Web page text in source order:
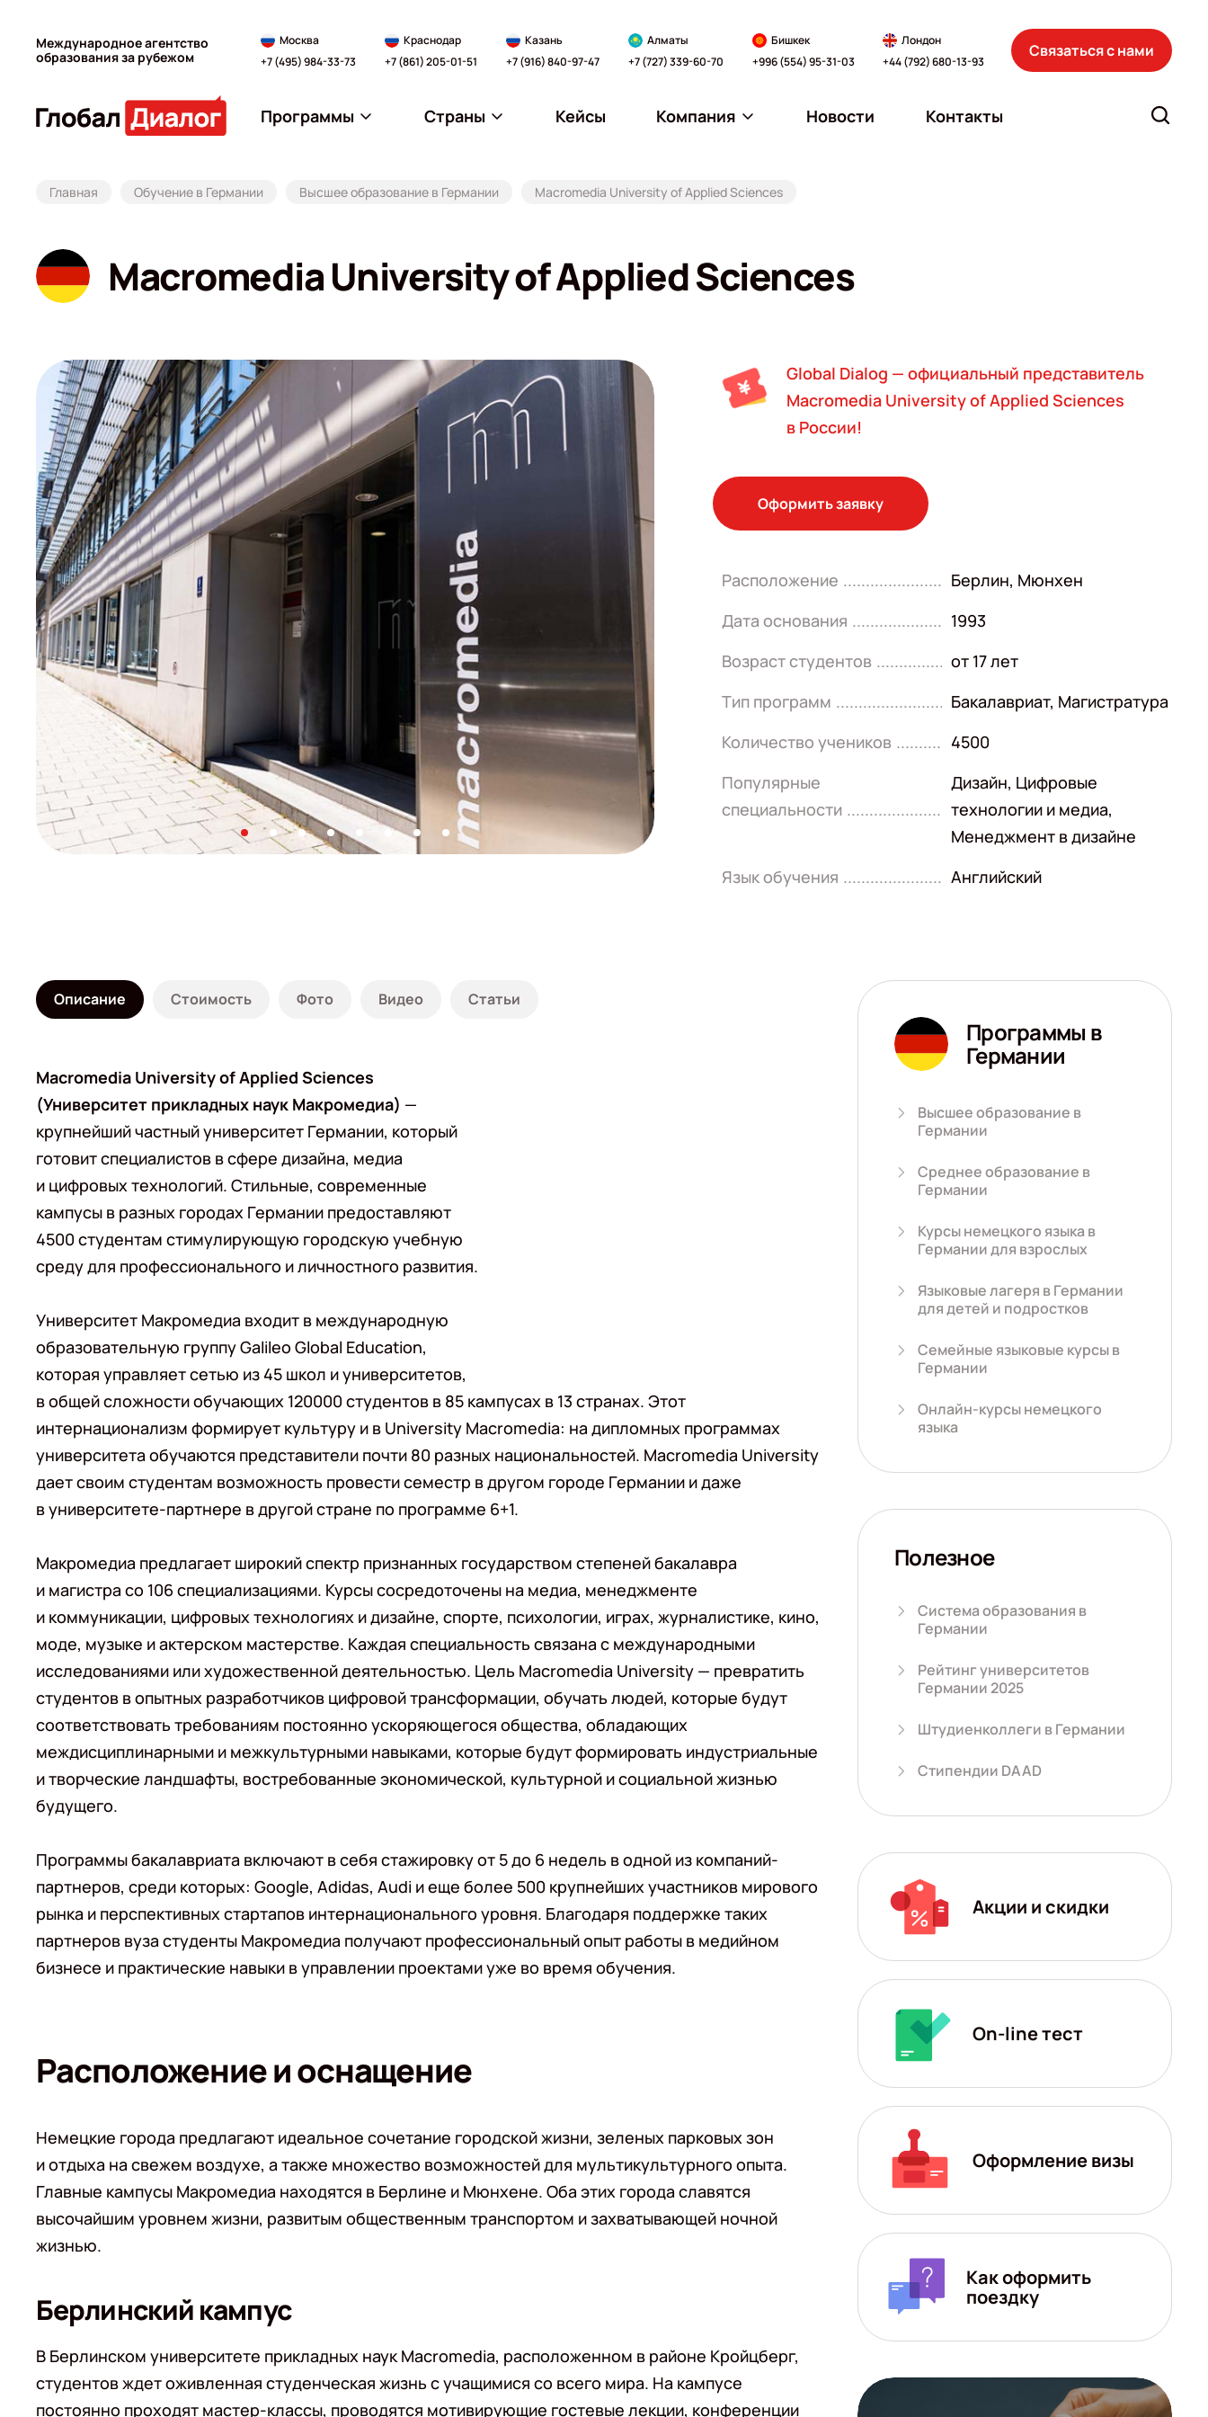
Международное агентство
образования за рубежом
Москва
+7 (495) 984-33-73
Краснодар
+7 (861) 205-01-51
Казань
+7 (916) 840-97-47
Алматы
+7 (727) 339-60-70
Бишкек
+996 (554) 95-31-03
Лондон
+44 (792) 680-13-93
Связаться с нами
Программы Страны Кейсы Компания Новости Контакты
Главная Обучение в Германии Высшее образование в Германии Macromedia University of Applied Sciences
Macromedia University of Applied Sciences
Global Dialog — официальный представитель
Macromedia University of Applied Sciences
в России!
Оформить заявку
Расположение
Берлин, Мюнхен
Дата основания
1993
Возраст студентов
от 17 лет
Тип программ
Бакалавриат, Магистратура
Количество учеников
4500
Популярные
специальности
Дизайн, Цифровые
технологии и медиа,
Менеджмент в дизайне
Язык обучения
Английский
Описание Стоимость Фото Видео Статьи
Macromedia University of Applied Sciences
(Университет прикладных наук Макромедиа) —
крупнейший частный университет Германии, который
готовит специалистов в сфере дизайна, медиа
и цифровых технологий. Стильные, современные
кампусы в разных городах Германии предоставляют
4500 студентам стимулирующую городскую учебную
среду для профессионального и личностного развития.
Университет Макромедиа входит в международную
образовательную группу Galileo Global Education,
которая управляет сетью из 45 школ и университетов,
в общей сложности обучающих 120000 студентов в 85 кампусах в 13 странах. Этот
интернационализм формирует культуру и в University Macromedia: на дипломных программах
университета обучаются представители почти 80 разных национальностей. Macromedia University
дает своим студентам возможность провести семестр в другом городе Германии и даже
в университете-партнере в другой стране по программе 6+1.
Макромедиа предлагает широкий спектр признанных государством степеней бакалавра
и магистра со 106 специализациями. Курсы сосредоточены на медиа, менеджменте
и коммуникации, цифровых технологиях и дизайне, спорте, психологии, играх, журналистике, кино,
моде, музыке и актерском мастерстве. Каждая специальность связана с международными
исследованиями или художественной деятельностью. Цель Macromedia University — превратить
студентов в опытных разработчиков цифровой трансформации, обучать людей, которые будут
соответствовать требованиям постоянно ускоряющегося общества, обладающих
междисциплинарными и межкультурными навыками, которые будут формировать индустриальные
и творческие ландшафты, востребованные экономической, культурной и социальной жизнью
будущего.
Программы бакалавриата включают в себя стажировку от 5 до 6 недель в одной из компаний-
партнеров, среди которых: Google, Adidas, Audi и еще более 500 крупнейших участников мирового
рынка и перспективных стартапов интернационального уровня. Благодаря поддержке таких
партнеров вуза студенты Макромедиа получают профессиональный опыт работы в медийном
бизнесе и практические навыки в управлении проектами уже во время обучения.
Расположение и оснащение
Немецкие города предлагают идеальное сочетание городской жизни, зеленых парковых зон
и отдыха на свежем воздухе, а также множество возможностей для мультикультурного опыта.
Главные кампусы Макромедиа находятся в Берлине и Мюнхене. Оба этих города славятся
высочайшим уровнем жизни, развитым общественным транспортом и захватывающей ночной
жизнью.
Берлинский кампус
В Берлинском университете прикладных наук Macromedia, расположенном в районе Кройцберг,
студентов ждет оживленная студенческая жизнь с учащимися со всего мира. На кампусе
постоянно проходят мастер-классы, проводятся мотивирующие гостевые лекции, конференции
Программы в
Германии
Высшее образование в
Германии
Среднее образование в
Германии
Курсы немецкого языка в
Германии для взрослых
Языковые лагеря в Германии
для детей и подростков
Семейные языковые курсы в
Германии
Онлайн-курсы немецкого
языка
Полезное
Система образования в
Германии
Рейтинг университетов
Германии 2025
Штудиенколлеги в Германии
Стипендии DAAD
Акции и скидки
On-line тест
Оформление визы
Как оформить
поездку